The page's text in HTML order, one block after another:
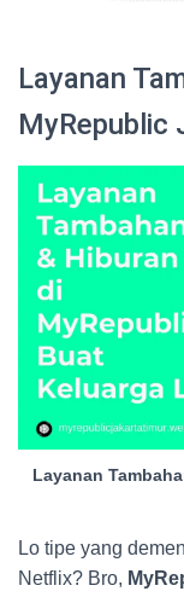
Layanan
MyRepublic
Layanan
Lo tipe yang
Netflix? Bro,